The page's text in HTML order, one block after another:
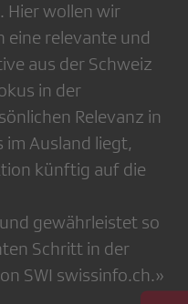
Hier wollen wir
eine relevante und
aus der Schweiz
in der
Relevanz in
im Ausland liegt,
künftig auf die
gewährleistet so
Schritt in der
SWI swissinfo.ch.»